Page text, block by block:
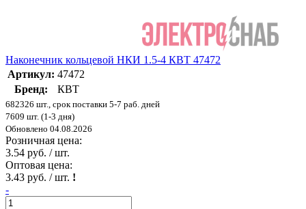
Наконечник кольцевой НКИ 1.5-4 КВТ 47472
Артикул: 47472
Бренд:
КВТ
682326 шт., срок поставки 5-7 раб. дней
7609 шт. (1-3 дня)
Обновлено 04.08.2026
Розничная цена:
3.54 руб. / шт.
Оптовая цена:
3.43 руб. / шт. !
-